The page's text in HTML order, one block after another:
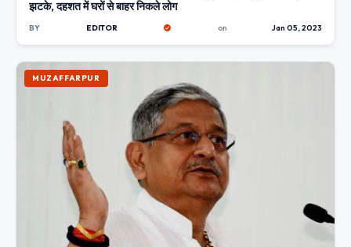
झटके, दहशत में घरों से बाहर निकले लोग
BY EDITOR on Jan 05, 2023
MUZAFFARPUR